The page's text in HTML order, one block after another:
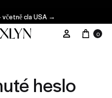
cla USA →
Můj ÚčetKošík
0
heslo